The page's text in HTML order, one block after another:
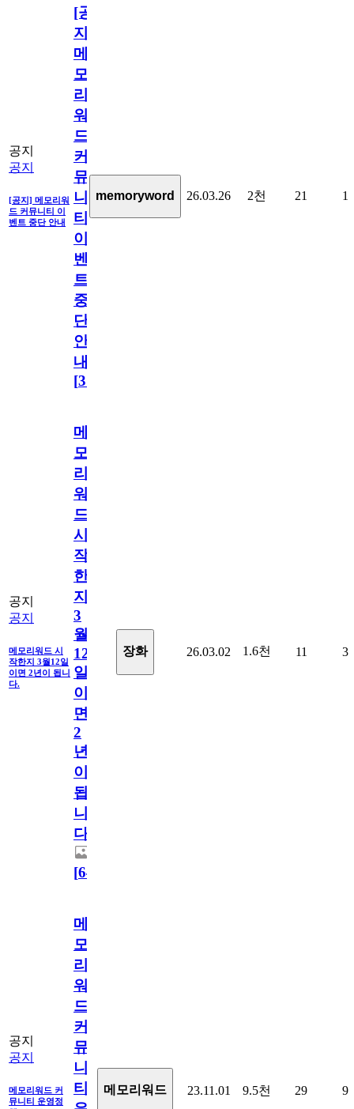
공지
공지
[공지] 메모리워
드 커뮤니티 이
벤트 중단 안내
[공
지]
메
모
리
워
드
커
뮤
니
티
이
벤
트
중
단
안
내
[31
memoryword 26.03.26 2천 21 1
공지
공지
메모리워드 시
작한지 3월12일
이면 2년이 됩니
다.
메
모
리
워
드
시
작
한
지
3
월
12
일
이
면
2
년
이
됩
니
다.
[64
장화 26.03.02 1.6천 11 3
공지
공지
메모리워드 커
뮤니티 운영정
메
모
리
워
드
커
뮤
니
티
메모리워드 23.11.01 9.5천 29 9